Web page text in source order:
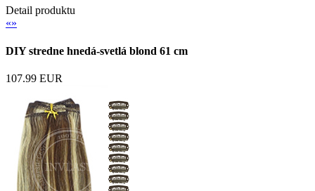
Detail produktu
«»
DIY stredne hnedá-svetlá blond 61 cm
107.99 EUR